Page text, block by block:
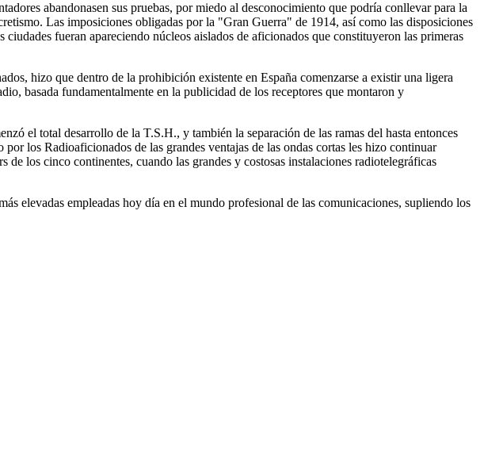
abandonasen sus pruebas, por miedo al desconocimiento que podría conllevar para la
Las imposiciones obligadas por la "Gran Guerra" de 1914, así como las disposiciones
fueran apareciendo núcleos aislados de aficionados que constituyeron las primeras
hizo que dentro de la prohibición existente en España comenzarse a existir una ligera
basada fundamentalmente en la publicidad de los receptores que montaron y
el total desarrollo de la T.S.H., y también la separación de las ramas del hasta entonces
los Radioaficionados de las grandes ventajas de las ondas cortas les hizo continuar
los cinco continentes, cuando las grandes y costosas instalaciones radiotelegráficas
elevadas empleadas hoy día en el mundo profesional de las comunicaciones, supliendo los